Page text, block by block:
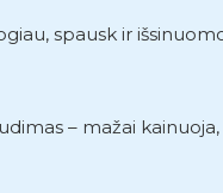
spausk ir
– mažai